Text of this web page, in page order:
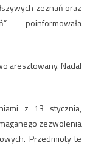
zeznań oraz
– poinformowała
aresztowany. Nadal
z 13 stycznia,
zezwolenia
Przedmioty te